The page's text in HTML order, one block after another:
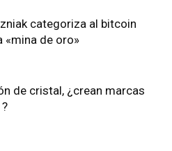
categoriza al bitcoin
«mina de oro»
de cristal, ¿crean marcas